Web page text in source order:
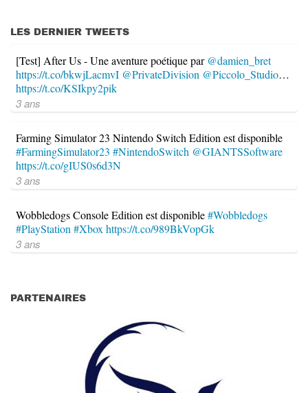
LES DERNIER TWEETS
[Test] After Us - Une aventure poétique par @damien_bret
https://t.co/bkwjLacmvI @PrivateDivision @Piccolo_Studio…
https://t.co/KSIkpy2pik
3 ans
Farming Simulator 23 Nintendo Switch Edition est disponible
#FarmingSimulator23 #NintendoSwitch @GIANTSSoftware
https://t.co/gIUS0s6d3N
3 ans
Wobbledogs Console Edition est disponible#Wobbledogs
#PlayStation#Xboxhttps://t.co/989BkVopGk
3 ans
PARTENAIRES